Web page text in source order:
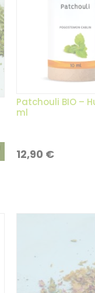
Patchouli BIO –
ml
12,90 €